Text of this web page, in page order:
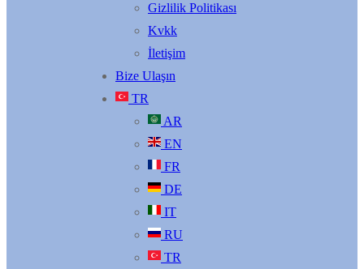
Gizlilik Politikası
Kvkk
İletişim
Bize Ulaşın
TR
AR
EN
FR
DE
IT
RU
TR